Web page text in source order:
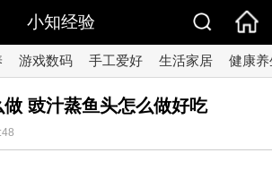
小知经验
游戏数码 手工爱好 生活家居 健康养
豉汁蒸鱼头怎么做好吃